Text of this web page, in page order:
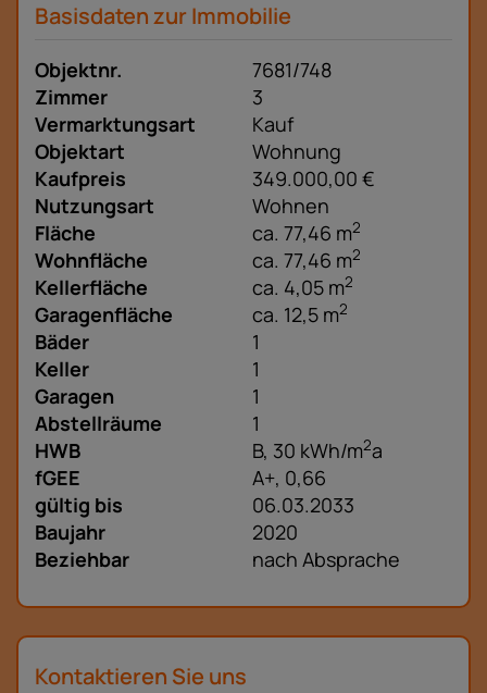
Basisdaten zur Immobilie
Objektnr.
7681/748
Zimmer
3
Vermarktungsart
Kauf
Objektart
Wohnung
Kaufpreis
349.000,00 €
Nutzungsart
Wohnen
Fläche
ca. 77,46 m2
Wohnfläche ca. 77,46 m2
Kellerfläche ca. 4,05 m2
Garagenfläche ca. 12,5 m2
Bäder
1
Keller
1
Garagen
1
Abstellräume
1
HWB
B, 30 kWh/m2a
fGEE
A+, 0,66
gültig bis
06.03.2033
Baujahr
2020
Beziehbar
nach Absprache
Kontaktieren Sie uns